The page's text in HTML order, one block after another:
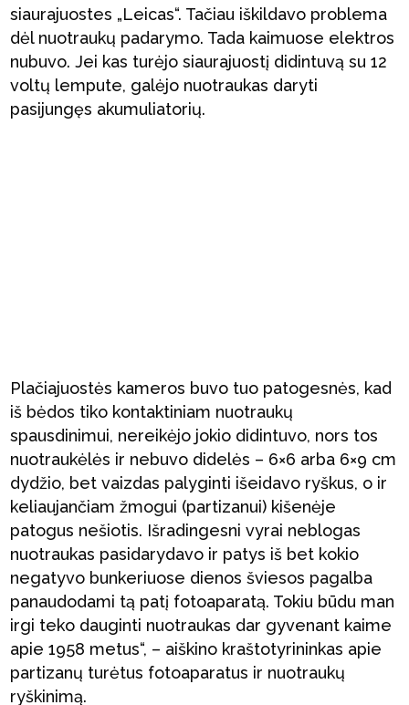
siaurajuostes „Leicas“. Tačiau iškildavo problema
dėl nuotraukų padarymo. Tada kaimuose elektros
nubuvo. Jei kas turėjo siaurajuostį didintuvą su 12
voltų lempute, galėjo nuotraukas daryti
pasijungęs akumuliatorių.
Plačiajuostės kameros buvo tuo patogesnės, kad
iš bėdos tiko kontaktiniam nuotraukų
spausdinimui, nereikėjo jokio didintuvo, nors tos
nuotraukėlės ir nebuvo didelės – 6×6 arba 6×9 cm
dydžio, bet vaizdas palyginti išeidavo ryškus, o ir
keliaujančiam žmogui (partizanui) kišenėje
patogus nešiotis. Išradingesni vyrai neblogas
nuotraukas pasidarydavo ir patys iš bet kokio
negatyvo bunkeriuose dienos šviesos pagalba
panaudodami tą patį fotoaparatą. Tokiu būdu man
irgi teko dauginti nuotraukas dar gyvenant kaime
apie 1958 metus“, – aiškino kraštotyrininkas apie
partizanų turėtus fotoaparatus ir nuotraukų
ryškinimą.